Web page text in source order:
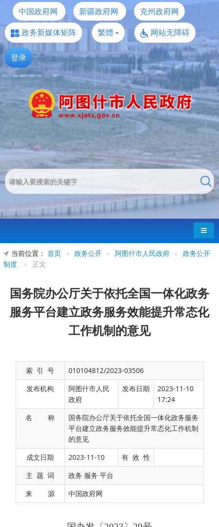
中国政府网 新疆政府网
克州政府网
政务新媒体矩阵
繁體 网站无障碍
登录
导航
当前位置： 首页 » 政务公开 » 阿图什市人民政府 » 政务公开
制度
» 正文
国务院办公厅关于依托全国一体化政务
服务平台建立政务服务效能提升常态化
工作机制的意见
索 引 号
010104812/2023-03506
发布机构
阿图什市人民
政府
发布日期
2023-11-10
17:24
名 称
国务院办公厅关于依托全国一体化政务服务
平台建立政务服务效能提升常态化工作机制
的意见
成文日期
2023-11-10
有 效 性
主 题 词
政务 服务 平台
来 源
中国政府网
国办发〔2023〕29号
各省、自治区、直辖市人民政府，国务院各部委、
各直属机构：
近年来，国务院办公厅会同各地区各有关部
门，深入贯彻习近平总书记关于网络强国的重要思